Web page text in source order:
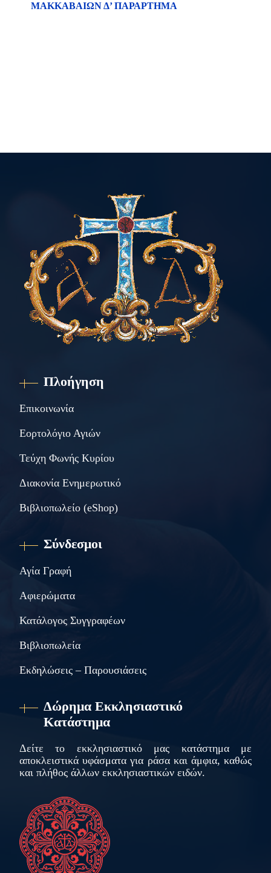
ΜΑΚΚΑΒΑΙΩΝ Δ’ ΠΑΡΑΡΤΗΜΑ
Πλοήγηση
Επικοινωνία
Εορτολόγιο Αγιών
Τεύχη Φωνής Κυρίου
Διακονία Ενημερωτικό
Βιβλιοπωλείο (eShop)
Σύνδεσμοι
Αγία Γραφή
Αφιερώματα
Κατάλογος Συγγραφέων
Βιβλιοπωλεία
Εκδηλώσεις – Παρουσιάσεις
Δώρημα Εκκλησιαστικό
Κατάστημα
Δείτε το εκκλησιαστικό μας κατάστημα με
αποκλειστικά υφάσματα για ράσα και άμφια, καθώς
και πλήθος άλλων εκκλησιαστικών ειδών.